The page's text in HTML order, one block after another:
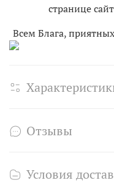
странице
Всем Блага,
Отзывы
Условия